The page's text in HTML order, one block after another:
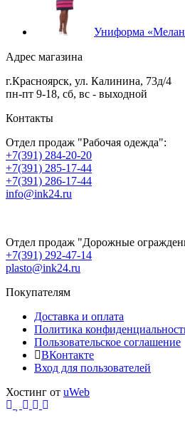
Униформа
Адрес магазина
г.Красноярск, ул. Калинина, 73д/4
пн-пт 9-18, сб, вс - выходной
Контакты
Отдел продаж "Рабочая одежда":
+7(391) 284-20-20
+7(391) 285-17-44
+7(391) 286-17-44
info@ink24.ru
Отдел продаж "Дорожные
+7(391) 292-47-14
plasto@ink24.ru
Покупателям
Доставка и оплата
Политика
Пользовательское соглашение
ВКонтакте
Вход для пользователей
Хостинг от uWeb